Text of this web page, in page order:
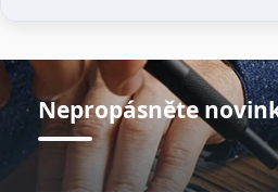
Nepropásněte